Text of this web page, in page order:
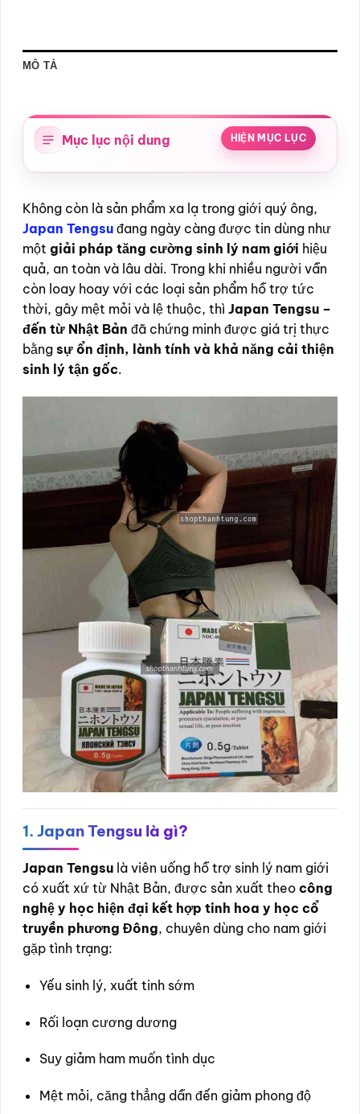
MÔ TẢ
Mục lục nội dung HIỆN MỤC LỤC
Không còn là sản phẩm xa lạ trong giới quý ông,
Japan Tengsu đang ngày càng được tin dùng như
một giải pháp tăng cường sinh lý nam giới hiệu
quả, an toàn và lâu dài. Trong khi nhiều người vẫn
còn loay hoay với các loại sản phẩm hỗ trợ tức
thời, gây mệt mỏi và lệ thuộc, thì Japan Tengsu –
đến từ Nhật Bản đã chứng minh được giá trị thực
bằng sự ổn định, lành tính và khả năng cải thiện
sinh lý tận gốc.
1. Japan Tengsu là gì?
Japan Tengsu là viên uống hỗ trợ sinh lý nam giới
có xuất xứ từ Nhật Bản, được sản xuất theo công
nghệ y học hiện đại kết hợp tinh hoa y học cổ
truyền phương Đông, chuyên dùng cho nam giới
gặp tình trạng:
Yếu sinh lý, xuất tinh sớm
Rối loạn cương dương
Suy giảm ham muốn tình dục
Mệt mỏi, căng thẳng dẫn đến giảm phong độ